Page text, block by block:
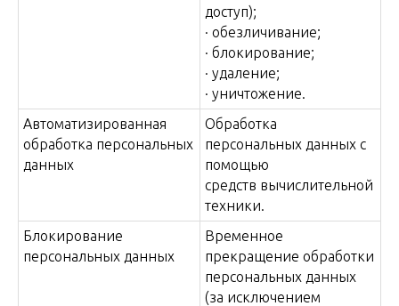
доступ);
· обезличивание;
· блокирование;
· удаление;
· уничтожение.
Автоматизированная
обработка персональных
данных
Обработка
персональных данных с
помощью
средств вычислительной
техники.
Блокирование
персональных данных
Временное
прекращение обработки
персональных данных
(за исключением